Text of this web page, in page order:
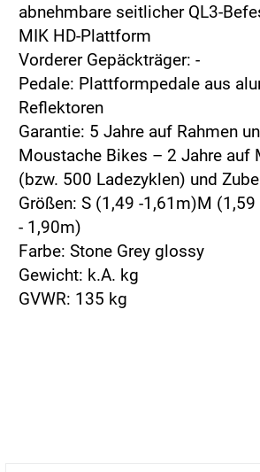
abnehmbare seitlicher QL3-
MIK HD-Plattform
Vorderer Gepäckträger: -
Pedale: Plattformpedale aus
Reflektoren
Garantie: 5 Jahre auf Rahmen
Moustache Bikes – 2 Jahre auf
(bzw. 500 Ladezyklen) und
Größen: S (1,49 -1,61m)M
- 1,90m)
Farbe: Stone Grey glossy
Gewicht: k.A. kg
GVWR: 135 kg